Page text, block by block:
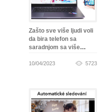
Zašto sve više ljudi voli
da bira telefon sa
saradnjom sa više
10/04/2023 5723